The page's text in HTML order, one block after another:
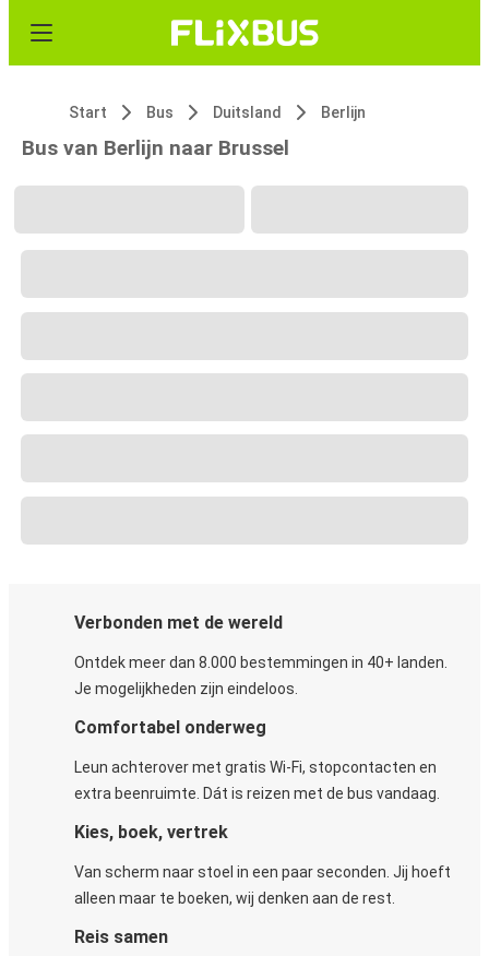
Start Bus Duitsland Berlijn
Bus van Berlijn naar Brussel
Verbonden met de wereld
Ontdek meer dan 8.000 bestemmingen in 40+ landen.
Je mogelijkheden zijn eindeloos.
Comfortabel onderweg
Leun achterover met gratis Wi-Fi, stopcontacten en
extra beenruimte. Dát is reizen met de bus vandaag.
Kies, boek, vertrek
Van scherm naar stoel in een paar seconden. Jij hoeft
alleen maar te boeken, wij denken aan de rest.
Reis samen